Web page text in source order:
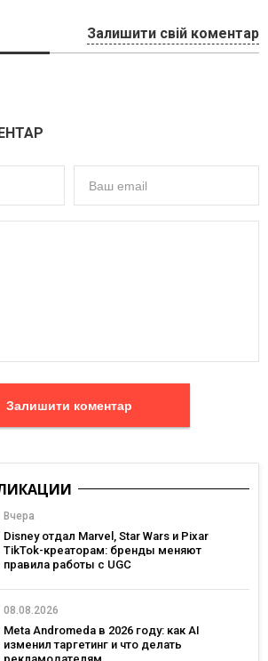
Залишити свій коментар
Залишити коментар
Вчера
Disney отдал Marvel, Star Wars и Pixar
TikTok-креаторам: бренды меняют
правила работы с UGC
08.08.2026
Meta Andromeda в 2026 году: как AI
изменил таргетинг и что делать